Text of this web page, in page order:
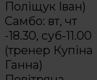
Поліщук Іван)
Самбо: вт, чт
-18.30, суб-11.00
(тренер Купіна
Ганна)